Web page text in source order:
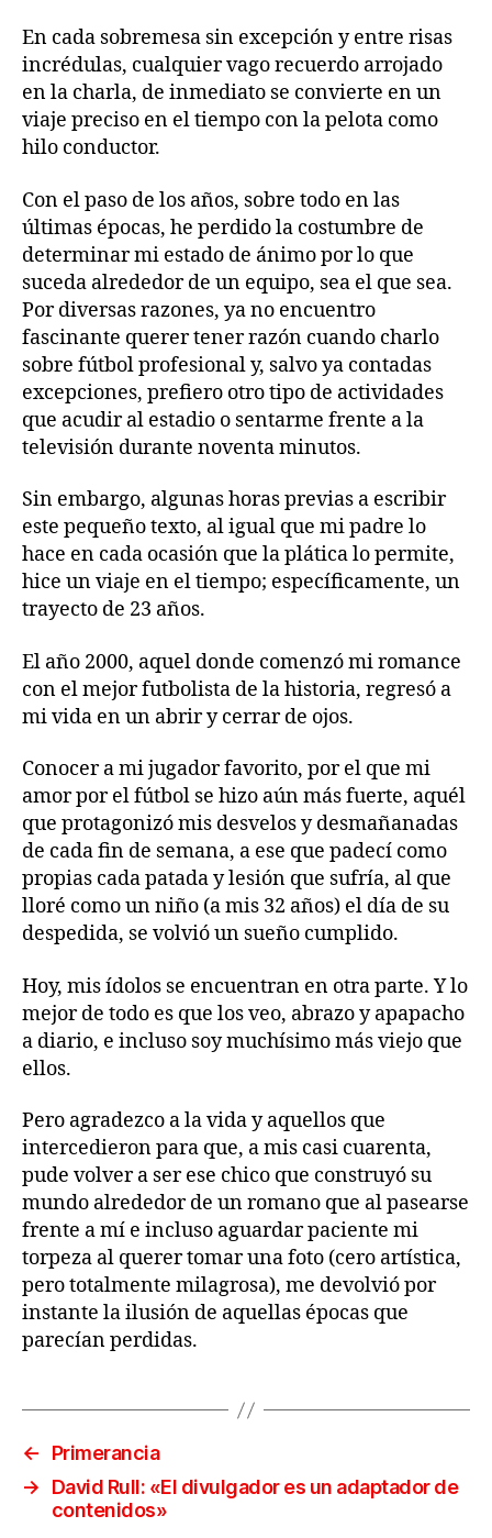
En cada sobremesa sin excepción y entre risas
incrédulas, cualquier vago recuerdo arrojado
en la charla, de inmediato se convierte en un
viaje preciso en el tiempo con la pelota como
hilo conductor.
Con el paso de los años, sobre todo en las
últimas épocas, he perdido la costumbre de
determinar mi estado de ánimo por lo que
suceda alrededor de un equipo, sea el que sea.
Por diversas razones, ya no encuentro
fascinante querer tener razón cuando charlo
sobre fútbol profesional y, salvo ya contadas
excepciones, prefiero otro tipo de actividades
que acudir al estadio o sentarme frente a la
televisión durante noventa minutos.
Sin embargo, algunas horas previas a escribir
este pequeño texto, al igual que mi padre lo
hace en cada ocasión que la plática lo permite,
hice un viaje en el tiempo; específicamente, un
trayecto de 23 años.
El año 2000, aquel donde comenzó mi romance
con el mejor futbolista de la historia, regresó a
mi vida en un abrir y cerrar de ojos.
Conocer a mi jugador favorito, por el que mi
amor por el fútbol se hizo aún más fuerte, aquél
que protagonizó mis desvelos y desmañanadas
de cada fin de semana, a ese que padecí como
propias cada patada y lesión que sufría, al que
lloré como un niño (a mis 32 años) el día de su
despedida, se volvió un sueño cumplido.
Hoy, mis ídolos se encuentran en otra parte. Y lo
mejor de todo es que los veo, abrazo y apapacho
a diario, e incluso soy muchísimo más viejo que
ellos.
Pero agradezco a la vida y aquellos que
intercedieron para que, a mis casi cuarenta,
pude volver a ser ese chico que construyó su
mundo alrededor de un romano que al pasearse
frente a mí e incluso aguardar paciente mi
torpeza al querer tomar una foto (cero artística,
pero totalmente milagrosa), me devolvió por
instante la ilusión de aquellas épocas que
parecían perdidas.
←
Primerancia
→
David Rull: «El divulgador es un adaptador de
contenidos»